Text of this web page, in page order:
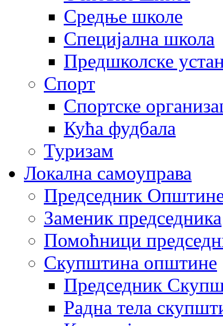
Средње школе
Специјална школа
Предшколске
Спорт
Спортске
Кућа фудбала
Туризам
Локална самоуправа
Председник
Заменик председника
Помоћници
Скупштина општине
Председник
Радна тела